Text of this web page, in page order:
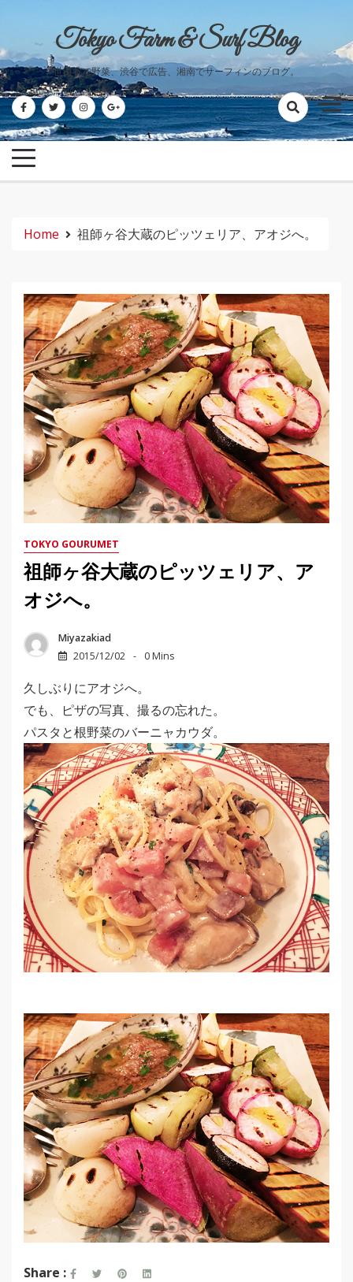
content
Tokyo Farm & Surf Blog
世田谷で野菜、渋谷で広告、湘南でサーフィンのブログ。
Home 祖師ヶ谷大蔵のピッツェリア、アオジへ。
TOKYO GOURUMET
祖師ヶ谷大蔵のピッツェリア、ア
オジへ。
Miyazakiad
2015/12/02
0 Mins
久しぶりにアオジへ。
でも、ピザの写真、撮るの忘れた。
パスタと根野菜のバーニャカウダ。
Share :